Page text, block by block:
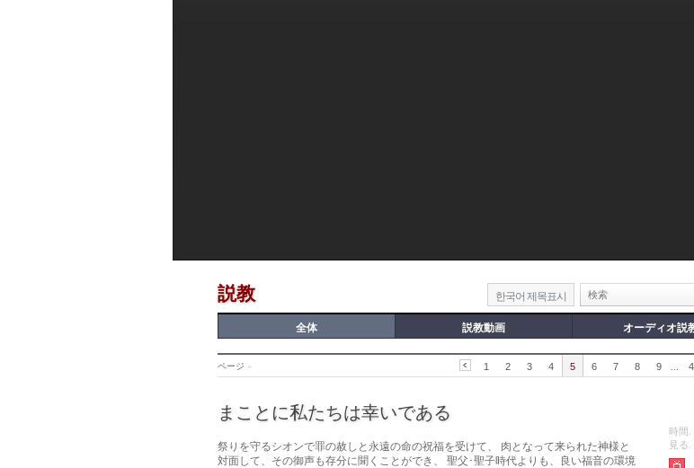
説教 한국어 제목표시
全体 説教動画 オーディオ説
ページ » 1 2 3 4 5 6 7 8 9
まことに私たちは幸いである
祭りを守るシオンで罪の赦しと永遠の命の祝福を受けて、 肉となって来られた神様と
対面して、その御声も存分に聞くことができ、 聖父･聖子時代よりも、良い福音の環境
時間.
見る.